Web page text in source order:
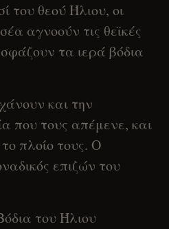
του θεού Ήλιου, οι
αγνοούν τις θεϊκές
σφάζουν τα ιερά βόδια
και την
που τους απέμενε, και
πλοίο τους. Ο
επιζών του
του Ήλιου